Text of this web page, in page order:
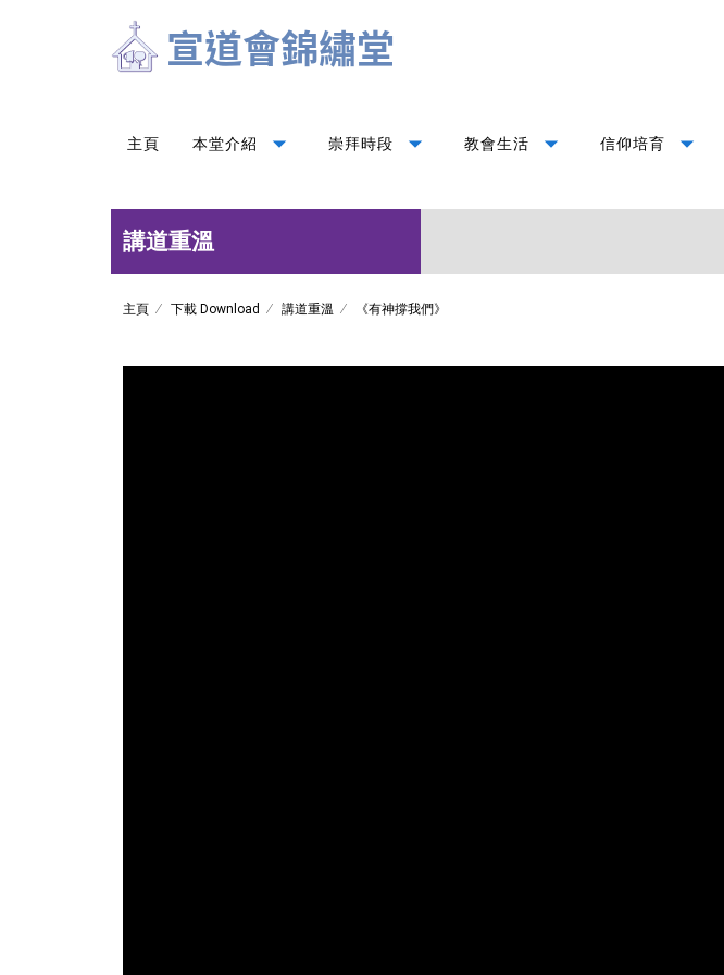
主頁 本堂介紹 arrow_drop_down 崇拜時段 arrow_drop_down 教會生活 arrow_drop_down 信仰培育 arrow_drop_down
講道重溫
主頁 下載 Download 講道重溫 《有神撐我們》